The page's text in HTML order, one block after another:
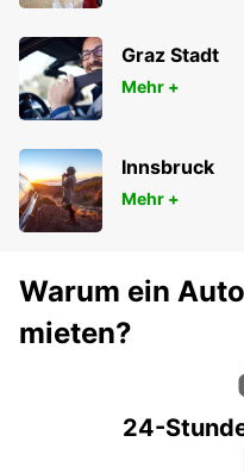
Graz Stadt
Mehr +
Innsbruck
Mehr +
Warum ein
mieten?
24-